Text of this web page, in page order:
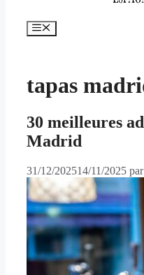
Menu
tapas
30 meilleures
Madrid
31/12/202514/11/2025 par